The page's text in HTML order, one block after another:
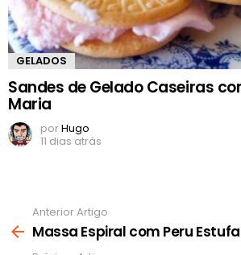
GELADOS
Sandes de Gelado Caseiras
Maria
porHugo
11 dias atrás
mais
Anterior Artigo
Massa Espiral com Peru